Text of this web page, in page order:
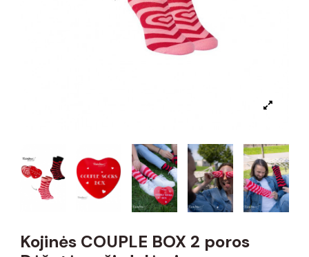
Kojinės COUPLE BOX 2 poros